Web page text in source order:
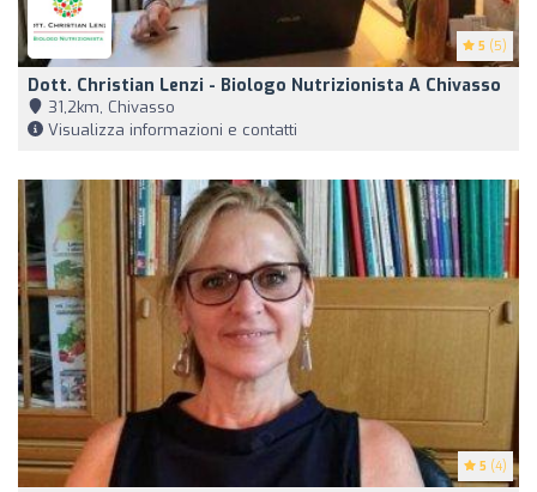
5 (5)
Dott. Christian Lenzi - Biologo Nutrizionista A Chivasso
31,2km, Chivasso
Visualizza informazioni e contatti
5 (4)